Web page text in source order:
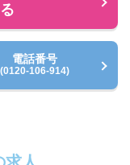
電話番号
(0120-106-914)
求人